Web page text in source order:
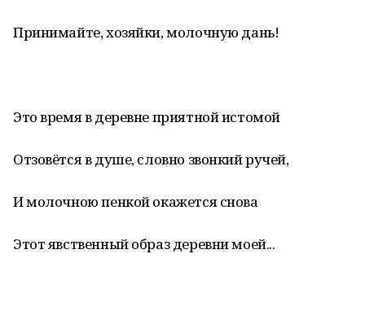
Принимайте, хозяйки, молочную дань!
Это время в деревне приятной истомой
Отзовётся в душе, словно звонкий ручей,
И молочною пенкой окажется снова
Этот явственный образ деревни моей...